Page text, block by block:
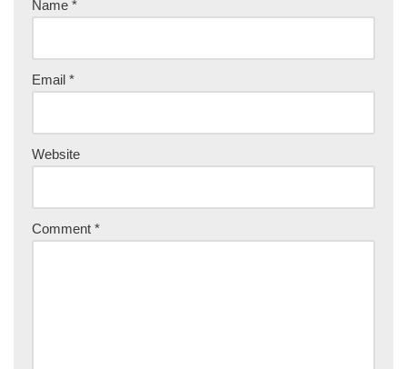
Name *
Email *
Website
Comment *